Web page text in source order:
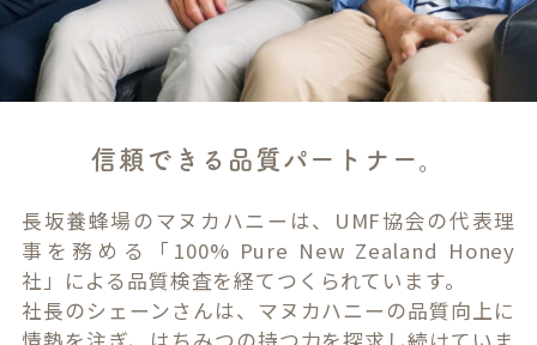
信頼できる品質パートナー。
長坂養蜂場のマヌカハニーは、UMF協会の代表理
事を務める「100% Pure New Zealand Honey
社」による品質検査を経てつくられています。
社長のシェーンさんは、マヌカハニーの品質向上に